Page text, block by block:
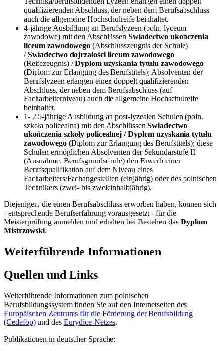
qualifizierenden Abschluss, der neben dem Berufsabschluss
auch die allgemeine Hochschulreife beinhaltet.
4-jährige Ausbildung an Berufslyzeen (poln. lyceum
zawodowe) mit den Abschlüssen Swiadectwo ukończenia
liceum zawodowego (Abschlusszeugnis der Schule)
/Swiadectwo dojrzałości liceum zawodowego
(Reifezeugnis) /Dyplom uzyskania tytułu zawodowego
(Diplom zur Erlangung des Berufstitels); Absolventen der
Berufslyzeen erlangen einen doppelt qualifizierenden
Abschluss, der neben dem Berufsabschluss (auf
Facharbeiterniveau) auch die allgemeine Hochschulreife
beinhaltet.
1- 2,5-jährige Ausbildung an post-lyzealen Schulen (poln.
szkoła policealna) mit den Abschlüssen Swiadectwo
ukończenia szkoły policealnej / Dyplom uzyskania tytułu
zawodowego (Diplom zur Erlangung des Berufstitels); diese
Schulen ermöglichen Absolventen der Sekundarstufe II
(Ausnahme: Berufsgrundschule) den Erwerb einer
Berufsqualifikation auf dem Niveau eines
Facharbeiters/Fachangestellten (einjährig) oder des polnischen
Technikers (zwei- bis zweieinhalbjährig).
Diejenigen, die einen Berufsabschluss erworben haben, können sich
- entsprechende Berufserfahrung vorausgesetzt - für die
Meisterprüfung anmelden und erhalten bei Bestehen das Dyplom
Mistrzowski.
Weiterführende Informationen
Quellen und Links
Weiterführende Informationen zum polnischen
Berufsbildungssystem finden Sie auf den Internetseiten des
Europäischen Zentrums für die Förderung der Berufsbildung
(Cedefop) und des Eurydice-Netzes.
Publikationen in deutscher Sprache: